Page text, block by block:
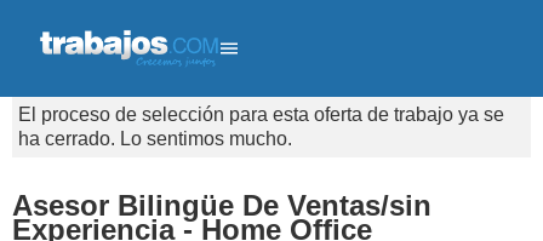
El proceso de selección para esta oferta de trabajo ya se
ha cerrado. Lo sentimos mucho.
Asesor Bilingüe De Ventas/sin
Experiencia - Home Office